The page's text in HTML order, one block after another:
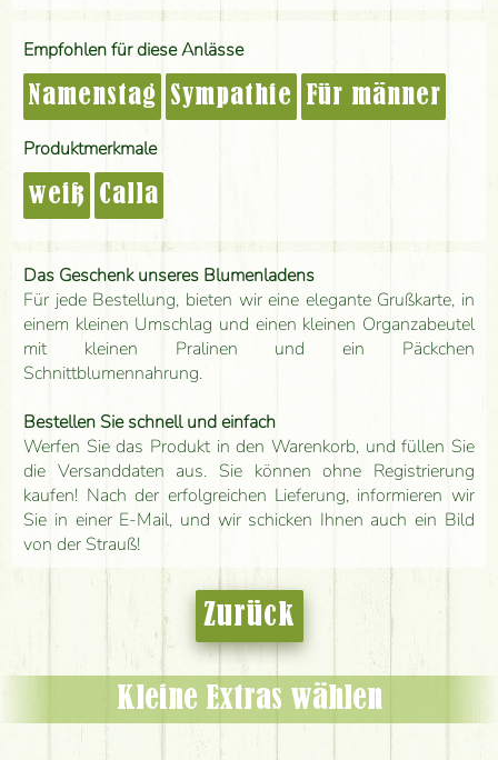
Empfohlen für diese Anlässe
Namenstag Sympathie Für männer
Produktmerkmale
weiß Calla
Das Geschenk unseres Blumenladens
Für jede Bestellung, bieten wir eine elegante Grußkarte, in
einem kleinen Umschlag und einen kleinen Organzabeutel
mit kleinen Pralinen und ein Päckchen
Schnittblumennahrung.
Bestellen Sie schnell und einfach
Werfen Sie das Produkt in den Warenkorb, und füllen Sie
die Versanddaten aus. Sie können ohne Registrierung
kaufen! Nach der erfolgreichen Lieferung, informieren wir
Sie in einer E-Mail, und wir schicken Ihnen auch ein Bild
von der Strauß!
Zurück
Kleine Extras wählen